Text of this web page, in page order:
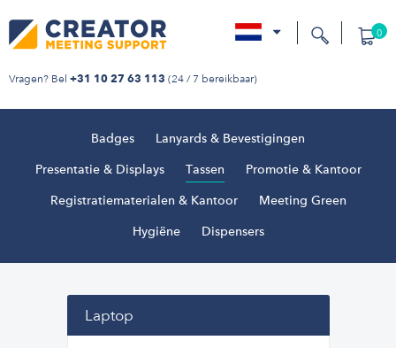
Vragen? Bel +31 10 27 63 113 (24 / 7 bereikbaar)
0
Badges Lanyards & Bevestigingen
Presentatie & Displays Tassen Promotie & Kantoor
Registratiematerialen & Kantoor Meeting Green
Hygiëne Dispensers
Laptop